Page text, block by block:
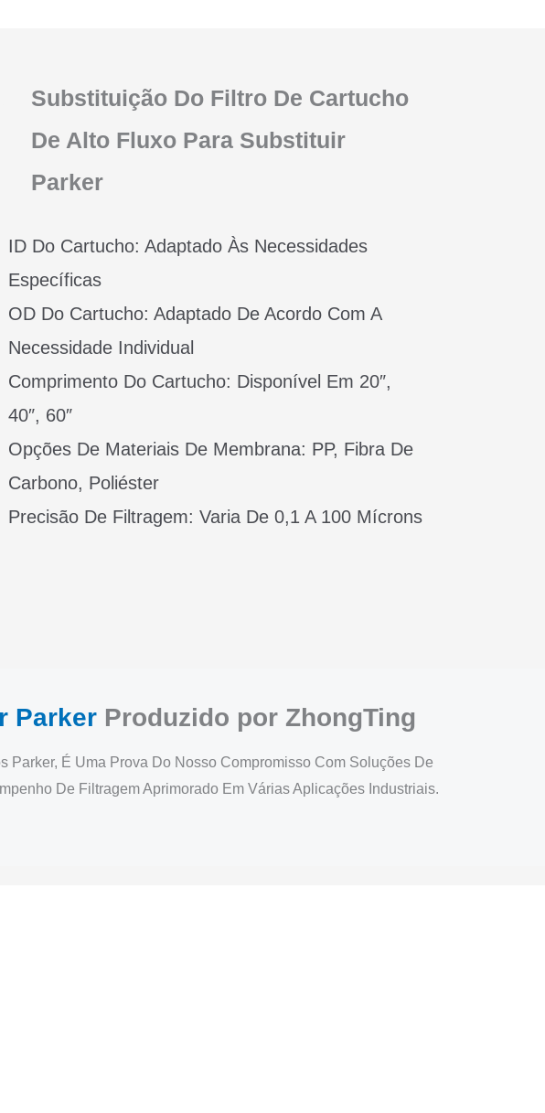
Substituição Do Filtro De Cartucho
De Alto Fluxo Para Substituir
Parker
ID Do Cartucho: Adaptado Às Necessidades
Específicas
OD Do Cartucho: Adaptado De Acordo Com A
Necessidade Individual
Comprimento Do Cartucho: Disponível Em 20″,
40″, 60″
Opções De Materiais De Membrana: PP, Fibra De
Carbono, Poliéster
Precisão De Filtragem: Varia De 0,1 A 100 Mícrons
Parker Produzido por ZhongTing
É Uma Prova Do Nosso Compromisso Com Soluções De
De Filtragem Aprimorado Em Várias Aplicações Industriais.